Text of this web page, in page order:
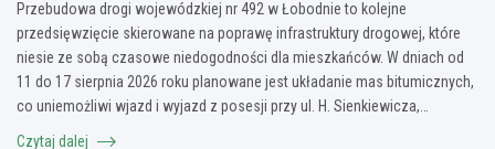
Przebudowa drogi wojewódzkiej nr 492 w Łobodnie to kolejne
przedsięwzięcie skierowane na poprawę infrastruktury drogowej, które
niesie ze sobą czasowe niedogodności dla mieszkańców. W dniach od
11 do 17 sierpnia 2026 roku planowane jest układanie mas bitumicznych,
co uniemożliwi wjazd i wyjazd z posesji przy ul. H. Sienkiewicza,…
Czytaj dalej